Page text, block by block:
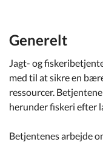
Turisme
Selvbetjening
Generelt
Jagt- og
med til at sikre en
ressourcer.
herunder fiskeri efter
Betjentenes arbejde